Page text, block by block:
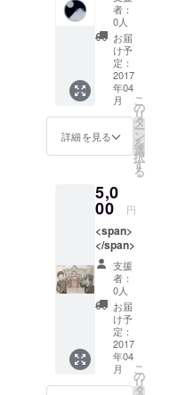
です。
者：
0人
お届
け予
定：
2017
年04
月
詳細を見る
こ
の
リ
タ
ー
ン
を
選
択
す
る
5,0
00 円
<span>
</span>
支援
者：
0人
お届
け予
定：
2017
年04
月
こ
の
リ
タ